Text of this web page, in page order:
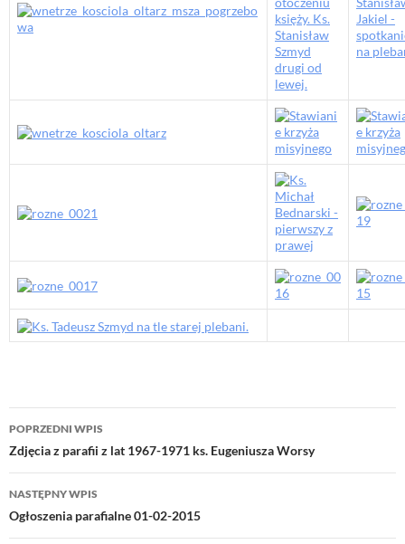
Nawigacja
wpisu
POPRZEDNI WPIS
Zdjęcia z parafii z lat 1967-1971 ks. Eugeniusza Worsy
NASTĘPNY WPIS
Ogłoszenia parafialne 01-02-2015